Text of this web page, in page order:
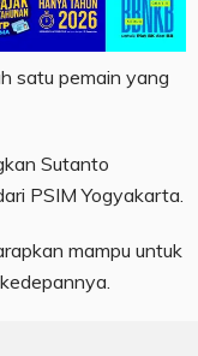
satu pemain yang
Sutanto
PSIM Yogyakarta.
mampu untuk